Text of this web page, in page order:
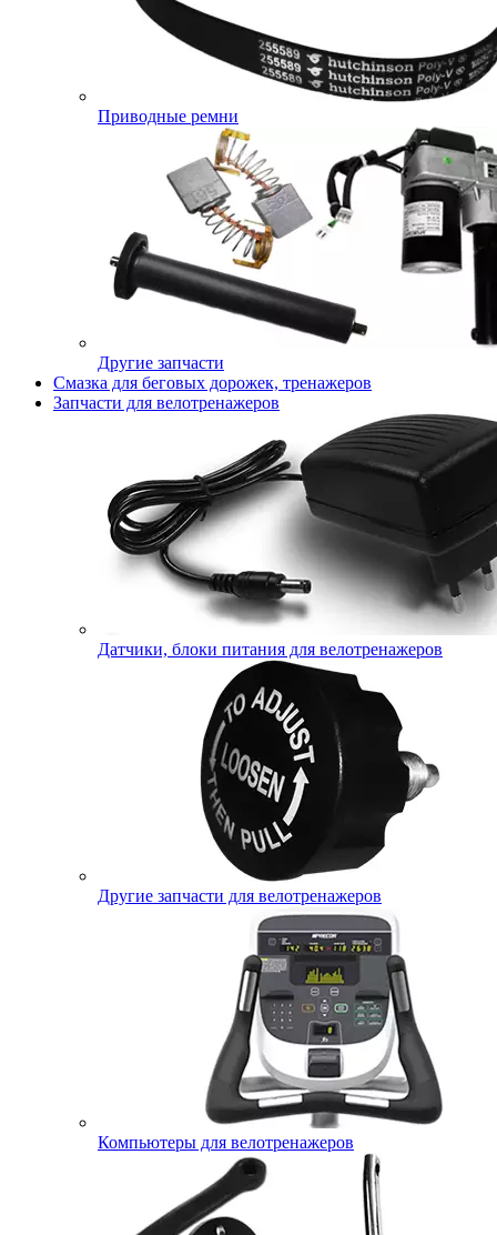
Приводные ремни
Другие запчасти
Смазка для беговых дорожек, тренажеров
Запчасти для велотренажеров
Датчики, блоки питания для велотренажеров
Другие запчасти для велотренажеров
Компьютеры для велотренажеров